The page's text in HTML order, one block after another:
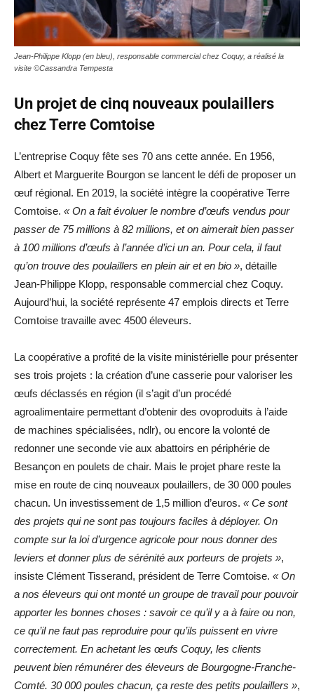
Jean-Philippe Klopp (en bleu), responsable commercial chez Coquy, a réalisé la
visite ©Cassandra Tempesta
Un projet de cinq nouveaux poulaillers
chez Terre Comtoise
L’entreprise Coquy fête ses 70 ans cette année. En 1956,
Albert et Marguerite Bourgon se lancent le défi de proposer un
œuf régional. En 2019, la société intègre la coopérative Terre
Comtoise. « On a fait évoluer le nombre d’œufs vendus pour
passer de 75 millions à 82 millions, et on aimerait bien passer
à 100 millions d’œufs à l’année d’ici un an. Pour cela, il faut
qu’on trouve des poulaillers en plein air et en bio », détaille
Jean-Philippe Klopp, responsable commercial chez Coquy.
Aujourd’hui, la société représente 47 emplois directs et Terre
Comtoise travaille avec 4500 éleveurs.
La coopérative a profité de la visite ministérielle pour présenter
ses trois projets : la création d’une casserie pour valoriser les
œufs déclassés en région (il s’agit d’un procédé
agroalimentaire permettant d’obtenir des ovoproduits à l’aide
de machines spécialisées, ndlr), ou encore la volonté de
redonner une seconde vie aux abattoirs en périphérie de
Besançon en poulets de chair. Mais le projet phare reste la
mise en route de cinq nouveaux poulaillers, de 30 000 poules
chacun. Un investissement de 1,5 million d’euros. « Ce sont
des projets qui ne sont pas toujours faciles à déployer. On
compte sur la loi d’urgence agricole pour nous donner des
leviers et donner plus de sérénité aux porteurs de projets »,
insiste Clément Tisserand, président de Terre Comtoise. « On
a nos éleveurs qui ont monté un groupe de travail pour pouvoir
apporter les bonnes choses : savoir ce qu’il y a à faire ou non,
ce qu’il ne faut pas reproduire pour qu’ils puissent en vivre
correctement. En achetant les œufs Coquy, les clients
peuvent bien rémunérer des éleveurs de Bourgogne-Franche-
Comté. 30 000 poules chacun, ça reste des petits poulaillers »,